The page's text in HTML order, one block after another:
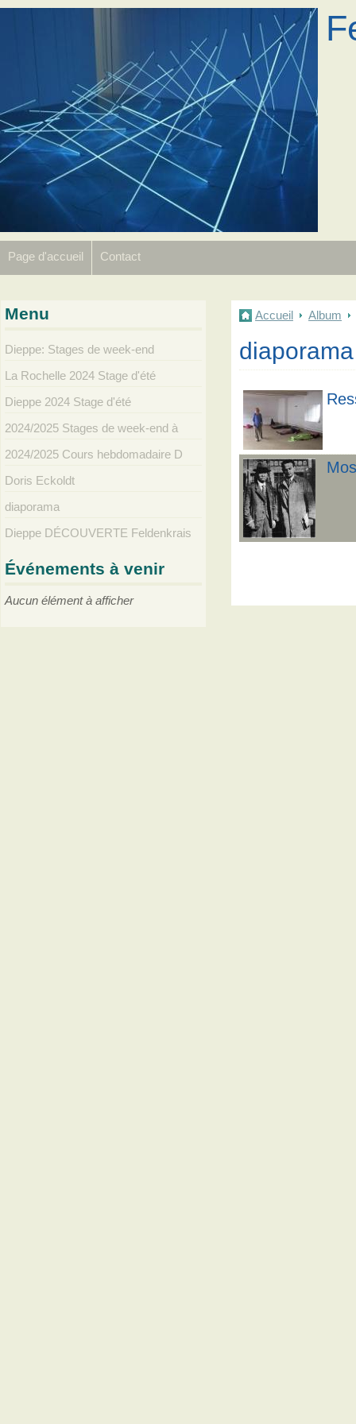
Page d'accueil Contact
Accueil Album
diaporama
Menu
Dieppe: Stages de week-end
La Rochelle 2024 Stage d'été
Dieppe 2024 Stage d'été
2024/2025 Stages de week-end à
2024/2025 Cours hebdomadaire D
Doris Eckoldt
diaporama
Dieppe DÉCOUVERTE Feldenkrais
Événements à venir
Aucun élément à afficher